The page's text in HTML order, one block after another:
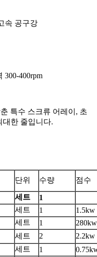
속 공구강
300-400rpm
특수 스크류 어레이, 초
대한 줄입니다.
단위 수량 점수
세트
1
세트 1
1.5kw
세트 1
세트 2
2.2kw
세트 1